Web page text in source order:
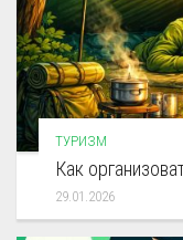
ТУРИЗМ
Как
29.01.2026